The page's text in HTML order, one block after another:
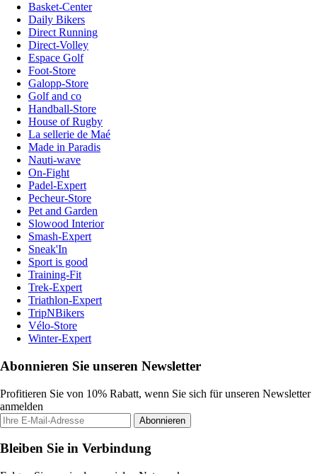
Basket-Center
Daily Bikers
Direct Running
Direct-Volley
Espace Golf
Foot-Store
Galopp-Store
Golf and co
Handball-Store
House of Rugby
La sellerie de Maé
Made in Paradis
Nauti-wave
On-Fight
Padel-Expert
Pecheur-Store
Pet and Garden
Slowood Interior
Smash-Expert
Sneak'In
Sport is good
Training-Fit
Trek-Expert
Triathlon-Expert
TripNBikers
Vélo-Store
Winter-Expert
Abonnieren Sie unseren Newsletter
Profitieren Sie von 10% Rabatt, wenn Sie sich für unseren Newsletter
anmelden
Abonnieren
Bleiben Sie in Verbindung